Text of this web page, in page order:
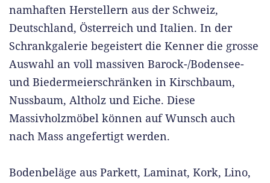
namhaften Herstellern aus der Schweiz,
Deutschland, Österreich und Italien. In der
Schrankgalerie begeistert die Kenner die grosse
Auswahl an voll massiven Barock-/Bodensee-
und Biedermeierschränken in Kirschbaum,
Nussbaum, Altholz und Eiche. Diese
Massivholzmöbel können auf Wunsch auch
nach Mass angefertigt werden.
Bodenbeläge aus Parkett, Laminat, Kork, Lino,